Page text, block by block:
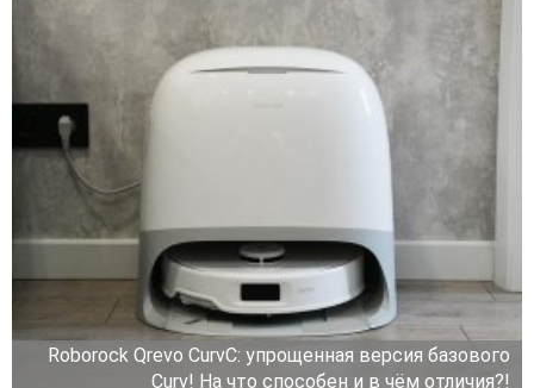
Roborock Qrevo CurvC: упрощенная версия базового
Curv! На что способен и в чём отличия?!